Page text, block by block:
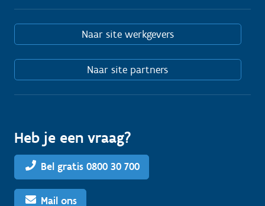
Naar site werkgevers
Naar site partners
Heb je een vraag?
Bel gratis 0800 30 700
Mail ons